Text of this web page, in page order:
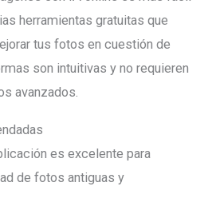
herramientas gratuitas que
tus fotos en cuestión de
son intuitivas y no requieren
avanzados.
es excelente para
de fotos antiguas y